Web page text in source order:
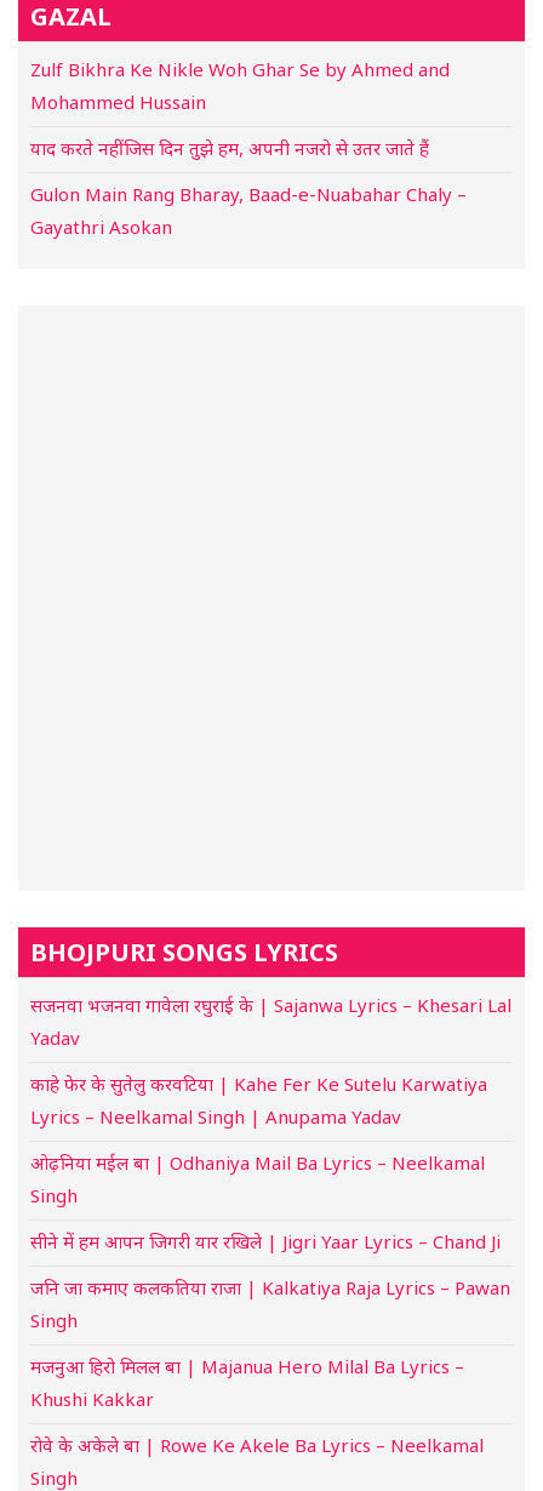
GAZAL
Zulf Bikhra Ke Nikle Woh Ghar Se by Ahmed and
Mohammed Hussain
याद करते नहीं जिस दिन तुझे हम, अपनी नजरो से उतर जाते हैं
Gulon Main Rang Bharay, Baad-e-Nuabahar Chaly –
Gayathri Asokan
BHOJPURI SONGS LYRICS
सजनवा भजनवा गावेला रघुराई के | Sajanwa Lyrics – Khesari Lal
Yadav
काहे फेर के सुतेलु करवटिया | Kahe Fer Ke Sutelu Karwatiya
Lyrics – Neelkamal Singh | Anupama Yadav
ओढ़निया मईल बा | Odhaniya Mail Ba Lyrics – Neelkamal
Singh
सीने में हम आपन जिगरी यार रखिले | Jigri Yaar Lyrics – Chand Ji
जनि जा कमाए कलकतिया राजा | Kalkatiya Raja Lyrics – Pawan
Singh
मजनुआ हिरो मिलल बा | Majanua Hero Milal Ba Lyrics –
Khushi Kakkar
रोवे के अकेले बा | Rowe Ke Akele Ba Lyrics – Neelkamal
Singh